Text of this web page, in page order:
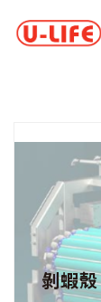
剝蝦殼